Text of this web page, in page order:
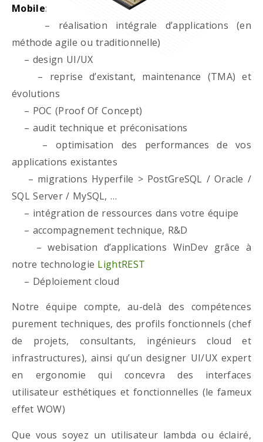
Mobile:
– réalisation intégrale d’applications (en
méthode agile ou traditionnelle)
– design UI/UX
– reprise d’existant, maintenance (TMA) et
évolutions
– POC (Proof Of Concept)
– audit technique et préconisations
– optimisation des performances de vos
applications existantes
– migrations Hyperfile > PostGreSQL / Oracle /
SQL Server / MySQL, …
– intégration de ressources dans votre équipe
– accompagnement technique, R&D
– webisation d’applications WinDev grâce à
notre technologie LightREST
– Déploiement cloud
Notre équipe compte, au-delà des compétences
purement techniques, des profils fonctionnels (chef
de projets, consultants, ingénieurs cloud et
infrastructures), ainsi qu’un designer UI/UX expert
en ergonomie qui concevra des interfaces
utilisateur esthétiques et fonctionnelles (le fameux
effet WOW)
Que vous soyez un utilisateur lambda ou éclairé,